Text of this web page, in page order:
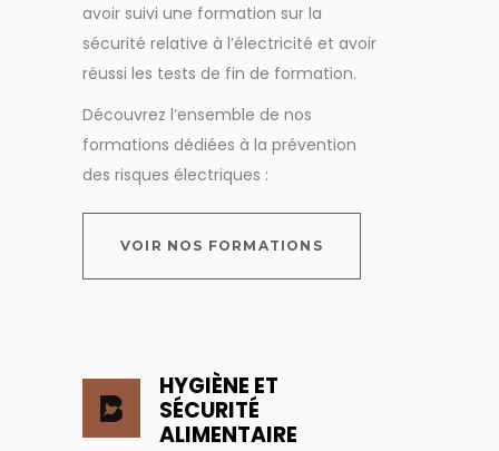
avoir suivi une formation sur la
sécurité relative à l’électricité et avoir
réussi les tests de fin de formation.
Découvrez l’ensemble de nos
formations dédiées à la prévention
des risques électriques :
VOIR NOS FORMATIONS
HYGIÈNE ET
SÉCURITÉ
ALIMENTAIRE